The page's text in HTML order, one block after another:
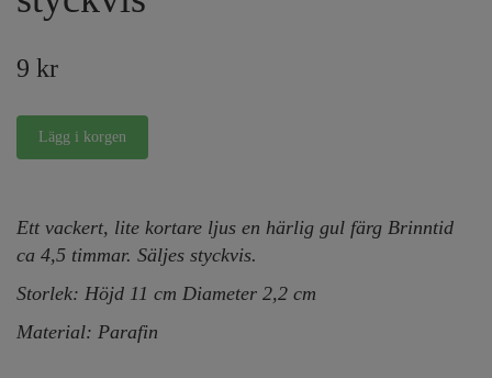
9 kr
Ett vackert, lite kortare ljus en härlig gul färg Brinntid
ca 4,5 timmar. Säljes styckvis.
Storlek: Höjd 11 cm Diameter 2,2 cm
Material: Parafin